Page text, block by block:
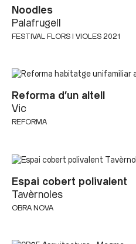
Noodles
Palafrugell
FESTIVAL FLORS I VIOLES 2021
Reforma d’un altell
Vic
REFORMA
Espai cobert polivalent
Tavèrnoles
OBRA NOVA